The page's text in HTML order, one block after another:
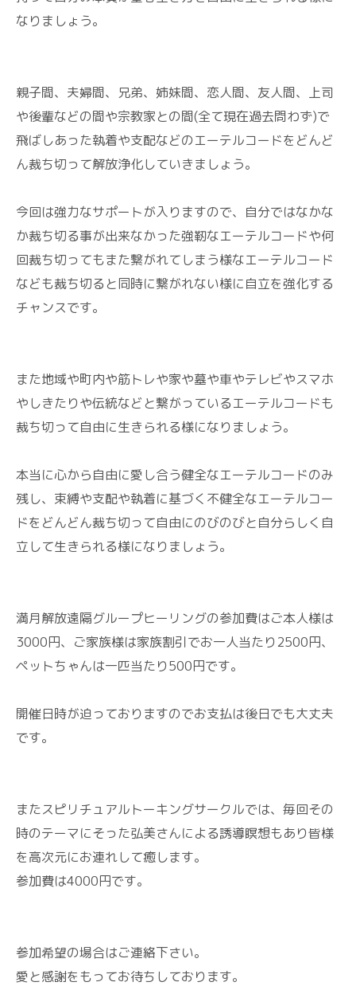
なりましょう。
親子間、夫婦間、兄弟、姉妹間、恋人間、友人間、上司
や後輩などの間や宗教家との間(全て現在過去問わず)で
飛ばしあった執着や支配などのエーテルコードをどんど
ん裁ち切って解放浄化していきましょう。
今回は強力なサポートが入りますので、自分ではなかな
か裁ち切る事が出来なかった強靭なエーテルコードや何
回裁ち切ってもまた繋がれてしまう様なエーテルコード
なども裁ち切ると同時に繋がれない様に自立を強化する
チャンスです。
また地域や町内や筋トレや家や墓や車やテレビやスマホ
やしきたりや伝統などと繋がっているエーテルコードも
裁ち切って自由に生きられる様になりましょう。
本当に心から自由に愛し合う健全なエーテルコードのみ
残し、束縛や支配や執着に基づく不健全なエーテルコー
ドをどんどん裁ち切って自由にのびのびと自分らしく自
立して生きられる様になりましょう。
満月解放遠隔グループヒーリングの参加費はご本人様は
3000円、ご家族様は家族割引でお一人当たり2500円、
ペットちゃんは一匹当たり500円です。
開催日時が迫っておりますのでお支払は後日でも大丈夫
です。
またスピリチュアルトーキングサークルでは、毎回その
時のテーマにそった弘美さんによる誘導瞑想もあり皆様
を高次元にお連れして癒します。
参加費は4000円です。
参加希望の場合はご連絡下さい。
愛と感謝をもってお待ちしております。